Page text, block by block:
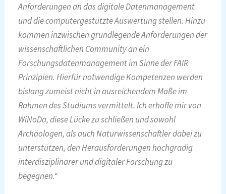
Anforderungen an das digitale Datenmanagement
und die computergestützte Auswertung stellen. Hinzu
kommen inzwischen grundlegende Anforderungen der
wissenschaftlichen Community an ein
Forschungsdatenmanagement im Sinne der FAIR
Prinzipien. Hierfür notwendige Kompetenzen werden
bislang zumeist nicht in ausreichendem Maße im
Rahmen des Studiums vermittelt. Ich erhoffe mir von
WiNoDa, diese Lücke zu schließen und sowohl
Archäologen, als auch Naturwissenschaftler dabei zu
unterstützen, den Herausforderungen hochgradig
interdisziplinärer und digitaler Forschung zu
begegnen.“